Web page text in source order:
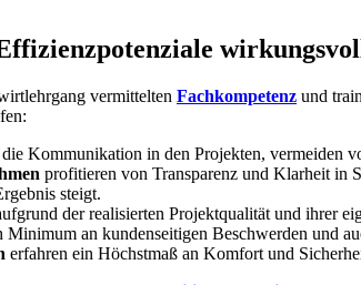
vermittelten Fachkompetenz und
die Kommunikation in den Projekten, vermeiden
profitieren von Transparenz und Klarheit in
steigt.
der realisierten Projektqualität und ihrer
Minimum an kundenseitigen Beschwerden und
erfahren ein Höchstmaß an Komfort und